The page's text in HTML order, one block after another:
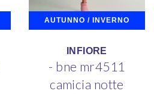
AUTUNNO / INVERNO
INFIORE
- bne mr4511
camicia notte